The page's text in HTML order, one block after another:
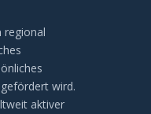
regional
wird.
aktiver